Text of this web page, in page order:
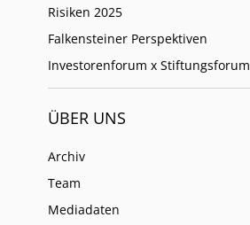
Risiken 2025
Falkensteiner Perspektiven
Investorenforum x Stiftungsforum
ÜBER UNS
Archiv
Team
Mediadaten